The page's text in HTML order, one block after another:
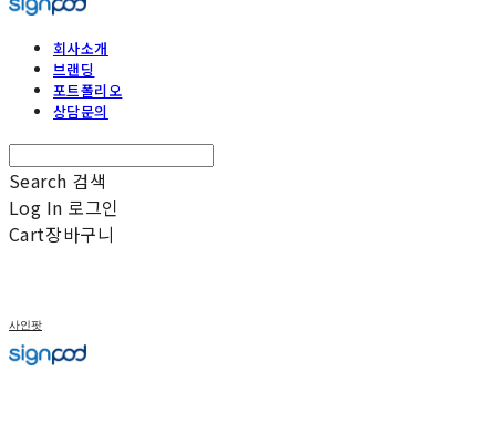
회사소개
브랜딩
포트폴리오
상담문의
Search 검색
Log In 로그인
Cart장바구니
사인팟